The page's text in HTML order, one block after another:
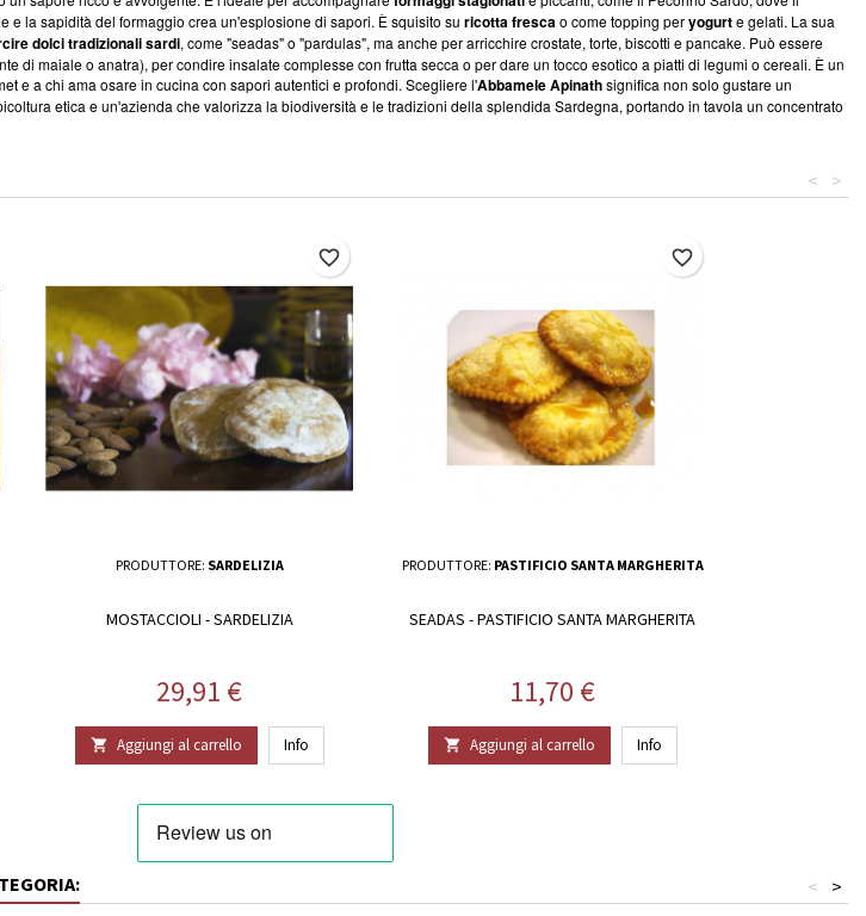
e la sapidità del formaggio crea un'esplosione di sapori. È squisito su ricotta frescao come topping peryogurte gelati. La sua
dolci tradizionali sardi, come "seadas" o "pardulas", ma anche per arricchire crostate, torte, biscotti e pancake. Può essere
di maiale o anatra), per condire insalate complesse con frutta secca o per dare un tocco esotico a piatti di legumi o cereali. È un
e a chi ama osare in cucina con sapori autentici e profondi. Scegliere l'Abbamele Apinathsignifica non solo gustare un
etica e un'azienda che valorizza la biodiversità e le tradizioni della splendida Sardegna, portando in tavola un concentrato
>
<
PRODUTTORE: SARDELIZIA
MOSTACCIOLI - SARDELIZIA
Prezzo
29,91 €
 Aggiungi al carrello Info
favorite_border
PRODUTTORE: PASTIFICIO SANTA MARGHERITA
SEADAS - PASTIFICIO SANTA MARGHERITA
Prezzo
11,70 €
 Aggiungi al carrello Info
favorite_border
>
<